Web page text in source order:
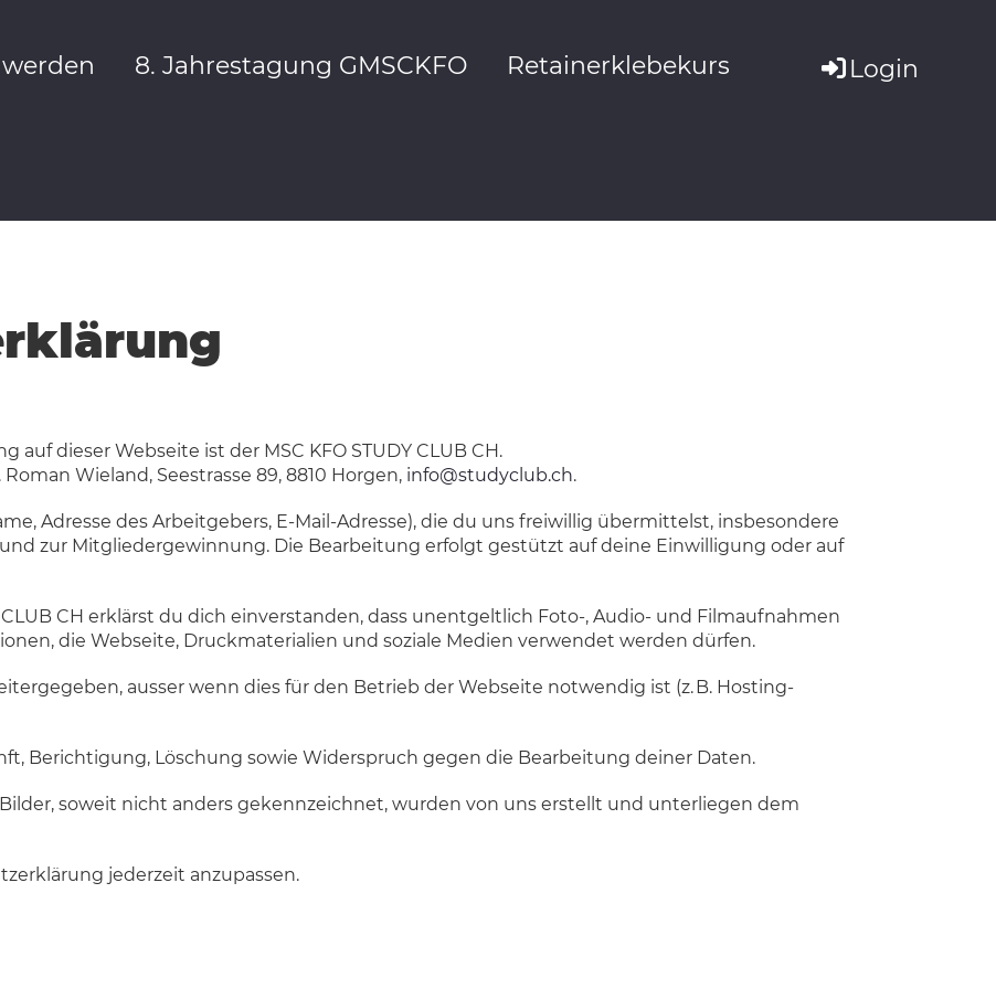
8. Jahrestagung GMSCKFO Retainerklebekurs Login
dieser Webseite ist der MSC KFO STUDY CLUB CH.
Wieland, Seestrasse 89, 8810 Horgen, info@studyclub.ch.
Adresse des Arbeitgebers, E-Mail-Adresse), die du uns freiwillig übermittelst, insbesondere
zur Mitgliedergewinnung. Die Bearbeitung erfolgt gestützt auf deine Einwilligung oder auf
CH erklärst du dich einverstanden, dass unentgeltlich Foto-, Audio- und Filmaufnahmen
die Webseite, Druckmaterialien und soziale Medien verwendet werden dürfen.
ausser wenn dies für den Betrieb der Webseite notwendig ist (z. B. Hosting-
Berichtigung, Löschung sowie Widerspruch gegen die Bearbeitung deiner Daten.
soweit nicht anders gekennzeichnet, wurden von uns erstellt und unterliegen dem
jederzeit anzupassen.